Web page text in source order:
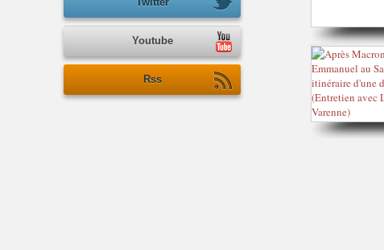
Youtube
Rss